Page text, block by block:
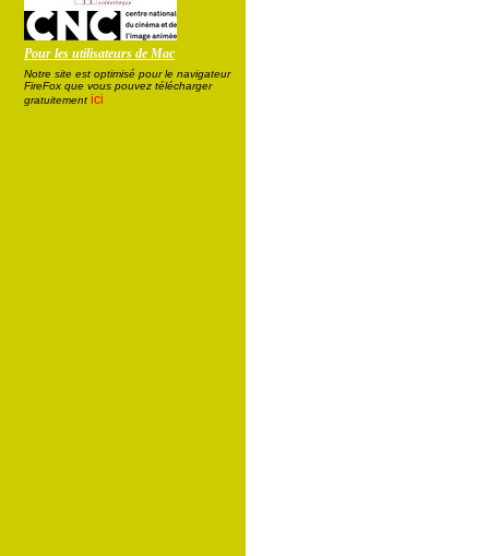
Pour les utilisateurs de Mac
Notre site est optimisé pour le navigateur
FireFox que vous pouvez télécharger
gratuitement ici